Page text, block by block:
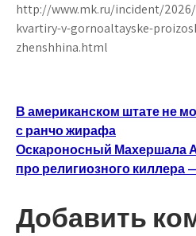
http://www.mk.ru/incident/
kvartiry-v-gornoaltayske-
zhenshhina.html
Навигация
по
записям
В американском штате не
с ранчо жирафа
Оскароносный Махершала
про религиозного киллера
Добавить